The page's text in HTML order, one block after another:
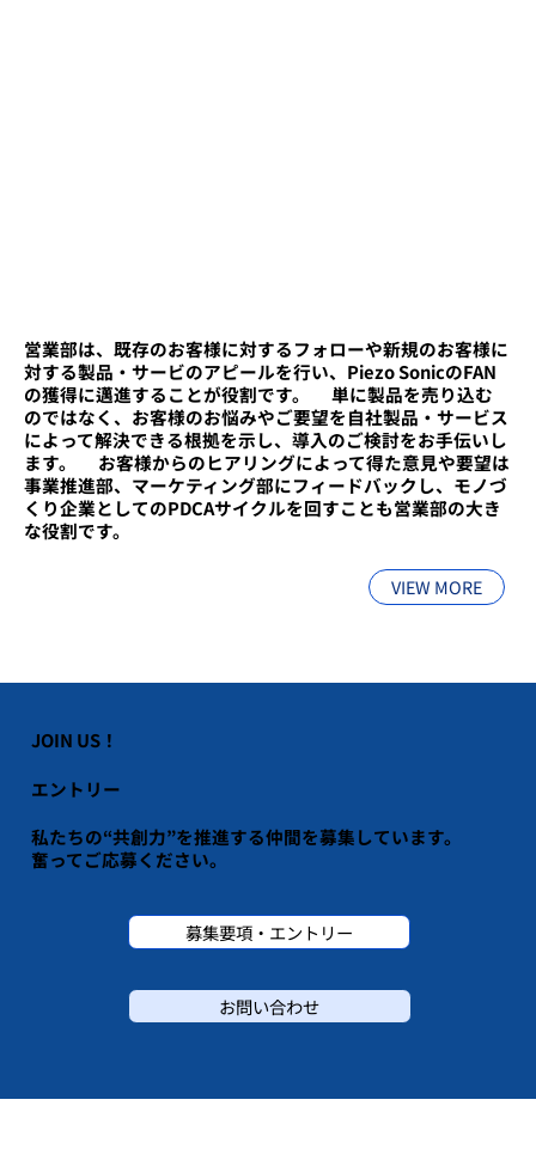
営業部は、既存のお客様に対するフォローや新規のお客様に
対する製品・サービのアピールを行い、Piezo SonicのFAN
の獲得に邁進することが役割です。 ​単に製品を売り込む
のではなく、お客様のお悩みやご要望を自社製品・サービス
によって解決できる根拠を示し、導入のご検討をお手伝いし
ます。 ​お客様からのヒアリングによって得た意見や要望は
事業推進部、マーケティング部にフィードバックし、モノづ
くり企業としてのPDCAサイクルを回すことも営業部の大き
な役割です。
VIEW MORE
JOIN US！
エントリー
私たちの“共創力”を推進する仲間を募集しています。
​奮ってご応募ください。
募集要項・エントリー
お問い合わせ